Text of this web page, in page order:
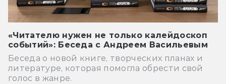
«Читателю нужен не только калейдоскоп
событий»: Беседа с Андреем Васильевым
Беседа о новой книге, творческих планах и
литературе, которая помогла обрести свой
голос в жанре.